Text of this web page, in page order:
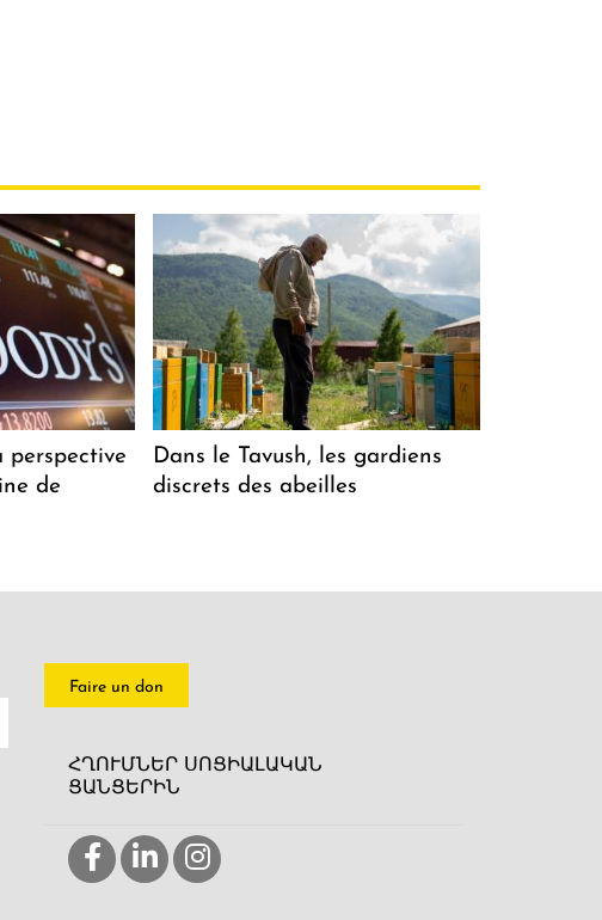
perspective
de
Dans le Tavush, les gardiens
discrets des abeilles
Faire un don
ՀՂՈՒՄՆԵՐ ՍՈՑԻԱԼԱԿԱՆ
ՑԱՆՑԵՐԻՆ